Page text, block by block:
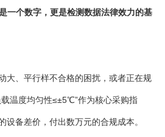
一个数字，更是检测数据法律效力的基
大、平行样不合格的困扰，或者正在规
温度均匀性≤±5℃”作为核心采购指
设备差价，付出数万元的合规成本。